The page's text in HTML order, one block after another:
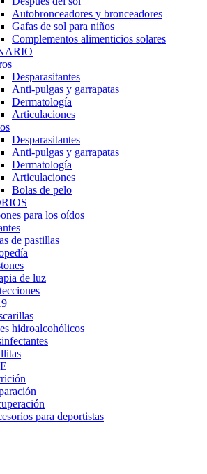
Autobronceadores y bronceadores
Gafas de sol para niños
Complementos alimenticios solares
Desparasitantes
Anti-pulgas y garrapatas
Dermatología
Articulaciones
Desparasitantes
Anti-pulgas y garrapatas
Dermatología
Articulaciones
Bolas de pelo
para los oídos
de pastillas
de luz
hidroalcohólicos
para deportistas